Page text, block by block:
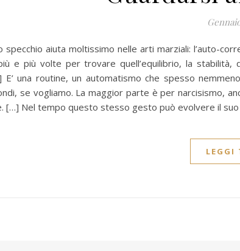
specchio aiuta moltissimo nelle arti marziali: l’auto-
e più volte per trovare quell’equilibrio, la stabilità,
una routine, un automatismo che spesso
se vogliamo. La maggior parte è per narcisismo,
[…] Nel tempo questo stesso gesto può evolvere il
LEGGI